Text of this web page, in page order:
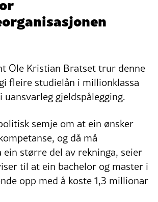
Ole Kristian Bratset trur denne
fleire studielån i millionklassa
uansvarleg gjeldspålegging.
semje om at ein ønsker
og då må
større del av rekninga, seier
til at ein bachelor og master i
opp med å koste 1,3 millionar